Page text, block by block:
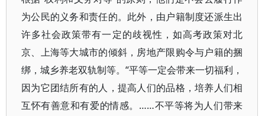
为公民的义务和责任的。此外，由户籍制度还派生出
许多社会政策带有一定的歧视性，如高考政策对北
京、上海等大城市的倾斜，房地产限购令与户籍的捆
绑，城乡养老双轨制等。“平等一定会带来一切福利，
因为它团结所有的人，提高人们的品格，培养人们相
互怀有善意和有爱的情感。……不平等将为人们带来